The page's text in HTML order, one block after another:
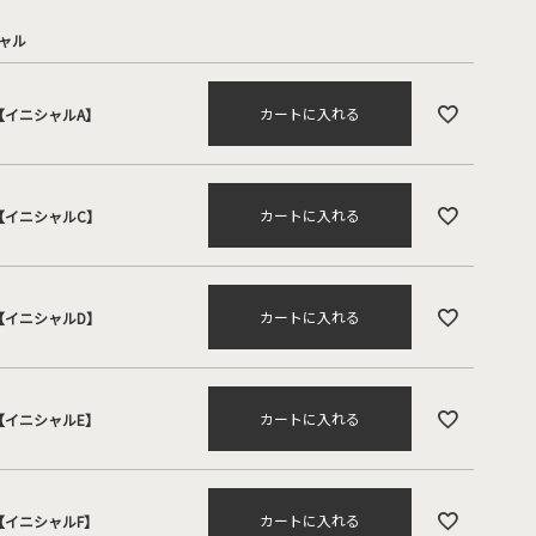
ル
イニシャルA】 カートに入れる
イニシャルC】 カートに入れる
イニシャルD】 カートに入れる
イニシャルE】 カートに入れる
イニシャルF】 カートに入れる